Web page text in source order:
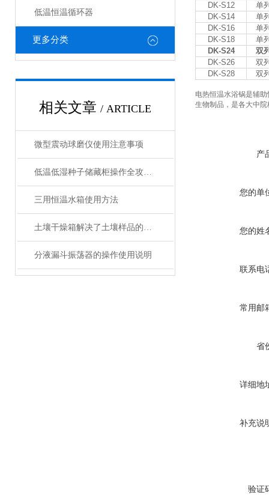
低温恒温循环器
更多分类
相关文章 / ARTICLE
微型震动球磨仪使用注意事项
低温低湿种子储藏柜操作全攻略：从准备到维护的标准化流程
三用恒温水箱使用方法
土壤干燥箱解决了土壤样品的制备工作效率底的问题
分液漏斗振荡器的操作使用说明
DK-S12
单
DK-S14
单
DK-S16
单
DK-S18
单
DK-S24
双
DK-S26
双
DK-S28
双
电热恒温水浴锅是辅助
生物制品 ， 是各大中
产
您的单
您的姓
联系电
常用邮
省
详细地
补充说
验证